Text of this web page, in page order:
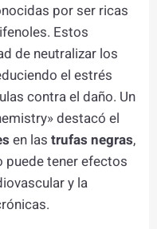
por ser ricas
Estos
de neutralizar los
el estrés
contra el daño. Un
destacó el
en las trufas negras,
puede tener efectos
y la